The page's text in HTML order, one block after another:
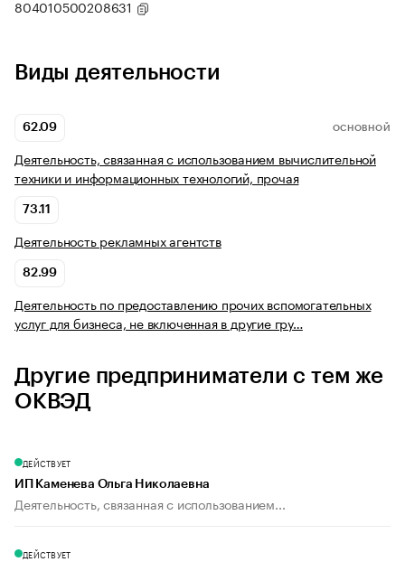
804010500208631
Виды деятельности
62.09 ОСНОВНОЙ
Деятельность, связанная с использованием вычислительной
техники и информационных технологий, прочая
73.11
Деятельность рекламных агентств
82.99
Деятельность по предоставлению прочих вспомогательных
услуг для бизнеса, не включенная в другие гру…
Другие предприниматели с тем же
ОКВЭД
ДЕЙСТВУЕТ
ИП Каменева Ольга Николаевна
Деятельность, связанная с использованием...
ДЕЙСТВУЕТ